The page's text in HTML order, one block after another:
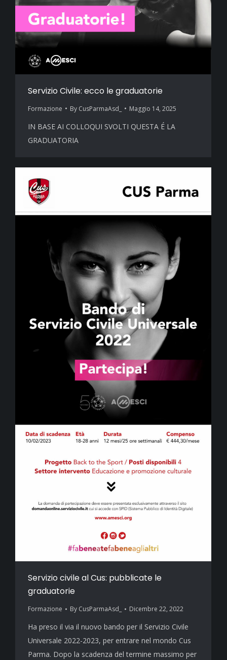
Servizio Civile: ecco le graduatorie
Formazione By CusParmaAsd_ Maggio 14, 2025
IN BASE AI COLLOQUI SVOLTI QUESTA É LA
GRADUATORIA
Servizio civile al Cus: pubblicate le
graduatorie
Formazione By CusParmaAsd_ Dicembre 22, 2022
Ha preso il via il nuovo bando per il Servizio Civile
Universale 2022-2023, per entrare nel mondo Cus
Parma. Dopo la scadenza del termine massimo per